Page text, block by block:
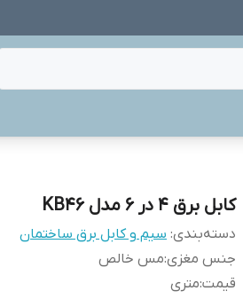
کابل برق 4 در 6 مدل KB46
دسته‌بندی: سیم و کابل برق ساختمان
جنس مغزی:مس خالص
قیمت:متری